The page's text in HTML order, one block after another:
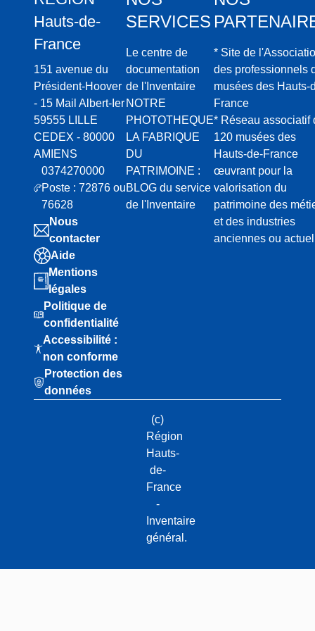
l-
rt
Hauts-de-
France
151 avenue du
Président-Hoover
- 15 Mail Albert-Ier
59555 LILLE
CEDEX - 80000
AMIENS
0374270000
Poste : 72876 ou
76628
Nous
contacter
Aide
Mentions
légales
Politique de
confidentialité
Accessibilité :
non conforme
Protection des
données
SERVICES
Le centre de
documentation
de l'Inventaire
NOTRE
PHOTOTHEQUE
LA FABRIQUE
DU
PATRIMOINE :
BLOG du service
de l'Inventaire
* Site de
des professionnels
musées des Hauts-
France
* Réseau associatif
120 musées des
Hauts-de-France
œuvrant pour la
valorisation du
patrimoine des
et des industries
anciennes ou
(c)
Région
Hauts-
de-
France
-
Inventaire
général.